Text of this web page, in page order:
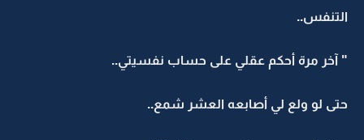
التنفس..
" آخر مرة أحكم عقلي على حساب نفسيتي..
حتى لو ولع لي أصابعه العشر شمع..